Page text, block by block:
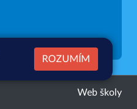
Web školy
ROZUMÍM